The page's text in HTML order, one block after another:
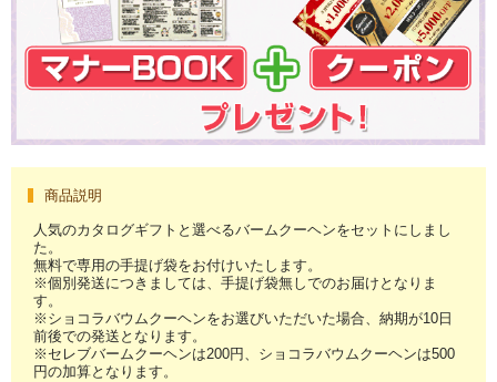
商品説明
人気のカタログギフトと選べるバームクーヘンをセットにしまし
た。
無料で専用の手提げ袋をお付けいたします。
※個別発送につきましては、手提げ袋無しでのお届けとなりま
す。
※ショコラバウムクーヘンをお選びいただいた場合、納期が10日
前後での発送となります。
※セレブバームクーヘンは200円、ショコラバウムクーヘンは500
円の加算となります。